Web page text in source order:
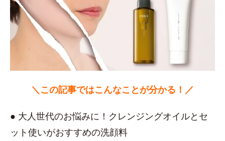
＼この記事ではこんなことが分かる！／
● 大人世代のお悩みに！クレンジングオイルとセ
ット使いがおすすめの洗顔料